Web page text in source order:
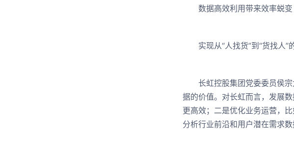
数据高效利用带来效率蜕变
实现从“人找货”到“货找人”
长虹控股集团党委委员侯宗
据的价值。对长虹而言，发展
更高效；二是优化业务运营，
分析行业前沿和用户潜在需求